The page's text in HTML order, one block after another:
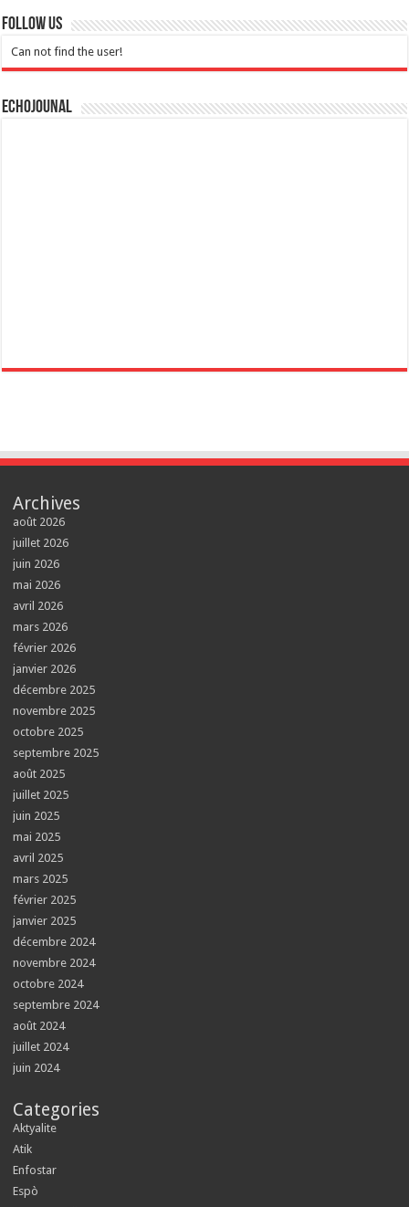
Follow Us
Can not find the user!
Echojounal
Archives
août 2026
juillet 2026
juin 2026
mai 2026
avril 2026
mars 2026
février 2026
janvier 2026
décembre 2025
novembre 2025
octobre 2025
septembre 2025
août 2025
juillet 2025
juin 2025
mai 2025
avril 2025
mars 2025
février 2025
janvier 2025
décembre 2024
novembre 2024
octobre 2024
septembre 2024
août 2024
juillet 2024
juin 2024
Categories
Aktyalite
Atik
Enfostar
Espò